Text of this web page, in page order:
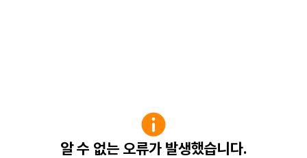
알 수 없는 오류가 발생했습니다.